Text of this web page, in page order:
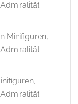
Minifiguren,